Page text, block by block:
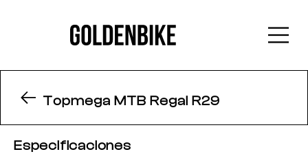
Topmega MTB Regal R29
Especificaciones